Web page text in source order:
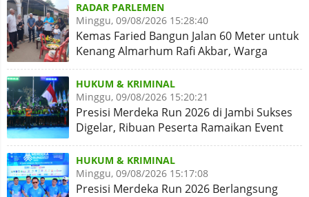
RADAR PARLEMEN
Minggu, 09/08/2026 15:28:40
Kemas Faried Bangun Jalan 60 Meter untuk
Kenang Almarhum Rafi Akbar, Warga
Simpang Rimbo Syukuran
HUKUM & KRIMINAL
Minggu, 09/08/2026 15:20:21
Presisi Merdeka Run 2026 di Jambi Sukses
Digelar, Ribuan Peserta Ramaikan Event
Nasional
HUKUM & KRIMINAL
Minggu, 09/08/2026 15:17:08
Presisi Merdeka Run 2026 Berlangsung